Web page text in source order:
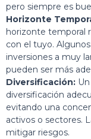
pero siempre es
Horizonte
horizonte temporal
con el tuyo.
inversiones a muy
pueden ser más
Diversificación:
diversificación
evitando una
activos o sectores.
mitigar riesgos.